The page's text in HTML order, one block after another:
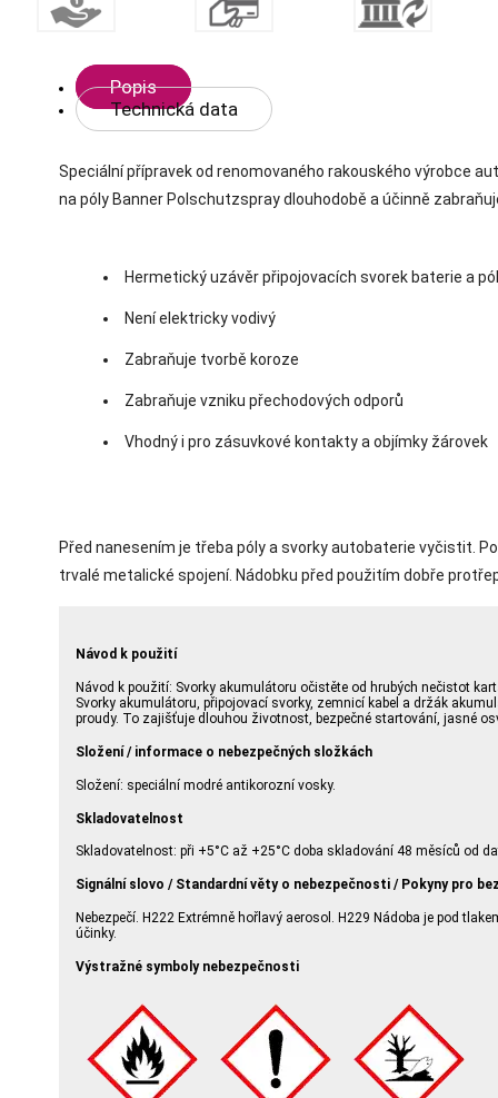
Popis
Technická data
Speciální přípravek od renomovaného rakouského výrobce
na póly Banner Polschutzspray dlouhodobě a účinně
Hermetický uzávěr připojovacích svorek baterie a
Není elektricky vodivý
Zabraňuje tvorbě koroze
Zabraňuje vzniku přechodových odporů
Vhodný i pro zásuvkové kontakty a objímky žárovek
Před nanesením je třeba póly a svorky autobaterie vyčistit.
trvalé metalické spojení. Nádobku před použitím dobře
Návod k použití
Návod k použití: Svorky akumulátoru očistěte od hrubých nečistot
Svorky akumulátoru, připojovací svorky, zemnicí kabel a držák
proudy. To zajišťuje dlouhou životnost, bezpečné startování, jasné
Složení / informace o nebezpečných složkách
Složení: speciální modré antikorozní vosky.
Skladovatelnost
Skladovatelnost: při +5°C až +25°C doba skladování 48 měsíců od
Signální slovo / Standardní věty o nebezpečnosti / Pokyny pro
Nebezpečí. H222 Extrémně hořlavý aerosol. H229 Nádoba je pod
účinky.
Výstražné symboly nebezpečnosti